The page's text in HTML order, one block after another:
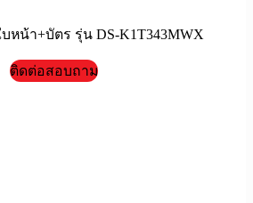
หน้า+บัตร รุ่น DS-K1T343MWX
ติดต่อสอบถาม